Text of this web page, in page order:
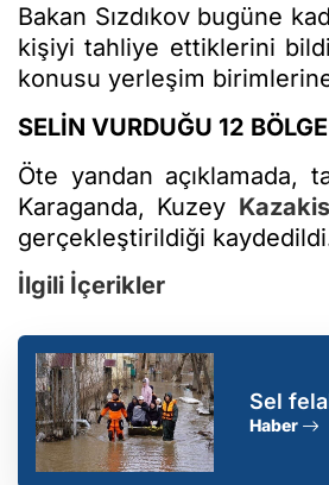
Bakan Sızdıkov bugüne
kişiyi tahliye ettiklerini
konusu yerleşim
SELİN VURDUĞU 12 BÖLGE
Öte yandan açıklamada,
Karaganda, Kuzey
gerçekleştirildiği
İlgili İçerikler
Sel
Haber